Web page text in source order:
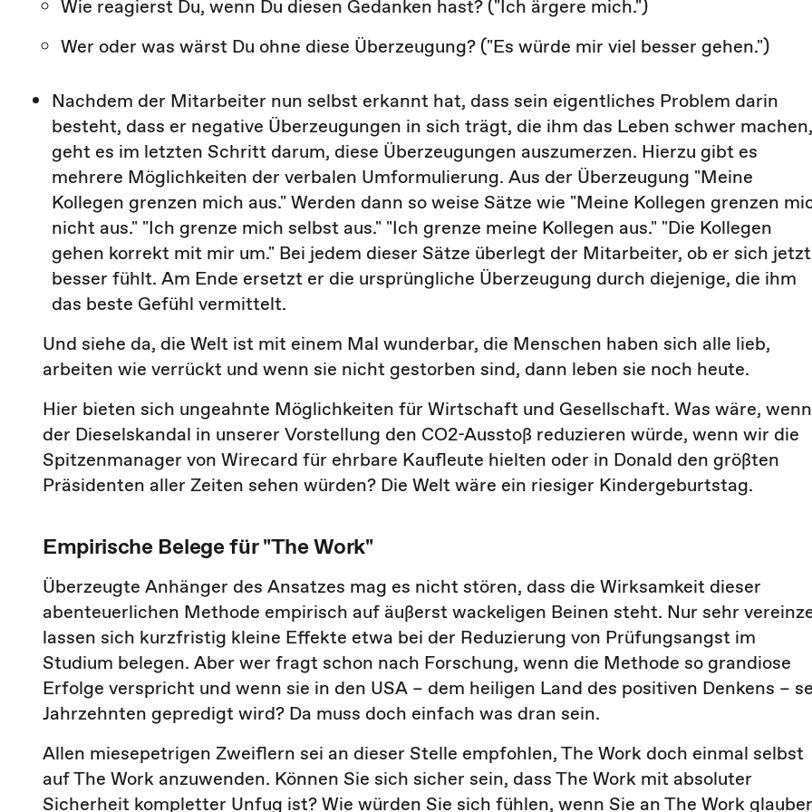
Wie reagierst Du, wenn Du diesen Gedanken hast? ("Ich ärgere mich.")
Wer oder was wärst Du ohne diese Überzeugung? ("Es würde mir viel besser gehen.")
Nachdem der Mitarbeiter nun selbst erkannt hat, dass sein eigentliches Problem darin
besteht, dass er negative Überzeugungen in sich trägt, die ihm das Leben schwer machen,
geht es im letzten Schritt darum, diese Überzeugungen auszumerzen. Hierzu gibt es
mehrere Möglichkeiten der verbalen Umformulierung. Aus der Überzeugung "Meine
Kollegen grenzen mich aus." Werden dann so weise Sätze wie "Meine Kollegen grenzen
nicht aus." "Ich grenze mich selbst aus." "Ich grenze meine Kollegen aus." "Die Kollegen
gehen korrekt mit mir um." Bei jedem dieser Sätze überlegt der Mitarbeiter, ob er sich jetzt
besser fühlt. Am Ende ersetzt er die ursprüngliche Überzeugung durch diejenige, die ihm
das beste Gefühl vermittelt.
Und siehe da, die Welt ist mit einem Mal wunderbar, die Menschen haben sich alle lieb,
arbeiten wie verrückt und wenn sie nicht gestorben sind, dann leben sie noch heute.
Hier bieten sich ungeahnte Möglichkeiten für Wirtschaft und Gesellschaft. Was wäre, wenn
der Dieselskandal in unserer Vorstellung den CO2-Ausstoß reduzieren würde, wenn wir die
Spitzenmanager von Wirecard für ehrbare Kaufleute hielten oder in Donald den größten
Präsidenten aller Zeiten sehen würden? Die Welt wäre ein riesiger Kindergeburtstag.
Empirische Belege für "The Work"
Überzeugte Anhänger des Ansatzes mag es nicht stören, dass die Wirksamkeit dieser
abenteuerlichen Methode empirisch auf äußerst wackeligen Beinen steht. Nur sehr
lassen sich kurzfristig kleine Effekte etwa bei der Reduzierung von Prüfungsangst im
Studium belegen. Aber wer fragt schon nach Forschung, wenn die Methode so grandiose
Erfolge verspricht und wenn sie in den USA – dem heiligen Land des positiven Denkens –
Jahrzehnten gepredigt wird? Da muss doch einfach was dran sein.
Allen miesepetrigen Zweiflern sei an dieser Stelle empfohlen, The Work doch einmal selbst
auf The Work anzuwenden. Können Sie sich sicher sein, dass The Work mit absoluter
Sicherheit kompletter Unfug ist? Wie würden Sie sich fühlen, wenn Sie an The Work